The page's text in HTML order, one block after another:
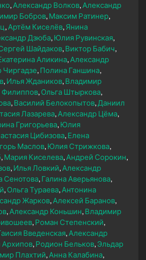
Александр Волков Александр
Бобров Максим Ратинер
Артём Киселёв Янина
Дзюба Юлия Рувинская
Шайдаков Виктор Бабич
Аликина Александр
Чиргадзе Полина Ганшина
Илья Ждаников Владимир
Филиппов Ольга Штыркова
Василий Белокопытов Даниил
Лазарева Александр Цёма
Григорьева Юлия
Цибизова Елена
Маслов Юлия Стрижкова
Мария Киселева Андрей Сорокин
Илья Ловкий Александр
Сенотова Галина Аверьянова
Ольга Тураева Антонина
Жарков Алексей Баранов
Александр Коньшин Владимир
Роман Степенский
Введенская Александр
Архипов Родион Бельков Эльдар
Плахтий Анна Калабина